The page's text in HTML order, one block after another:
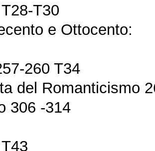
T30
e Ottocento:
260 T34
del Romanticismo
306 -314